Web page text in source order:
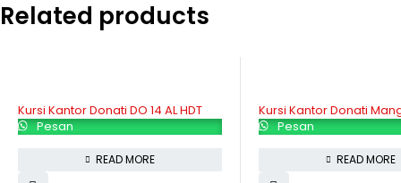
Related products
Kursi Kantor Donati DO 14 AL HDT
Pesan
READ MORE
Kursi Kantor Donati
Pesan
READ MORE